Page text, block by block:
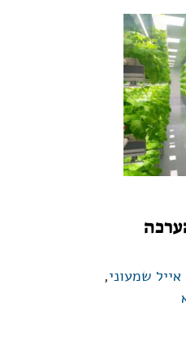
2050 – הערכה
אייל שמעוני,